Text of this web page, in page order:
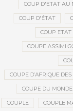
COUP D'ETAT AU
COUP D'ÉTAT
COUP
COUPE ASSIMI
COUPE D’AFRIQUE
COUPE DU
COUPLE COUPLE